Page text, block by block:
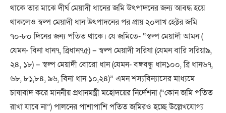
থাকে তার মাঝে দীর্ঘ মেয়াদী ধানের জমি উৎপাদনের জন্য আবদ্ধ হয়ে
থাকলেও স্বল্প মেয়াদী ধান উৎপাদনের পর প্রায় ২০লাখ হেক্টর জমি
৭০-৮০ দিনের জন্য পতিত থাকে। যে জমিতে- “স্বল্প মেয়াদী আমন (
যেমন- বিনা ধান৭, ব্রিধান৭৫) – স্বল্প মেয়াদী সরিষা (যেমন বারি সরিয়া৯,
২৪, ১৮) – স্বল্প মেয়াদী বোরো ধান (যেমন- বঙ্গবন্ধু ধান১০০, ব্রি ধান৬৭,
৬৮, ৮১,৮৪, ৯৬, বিনা ধান ১০,২৪)” এমন শস্যবিন্যাসের মাধ্যমে
চাষাবাদ করে মাননীয় প্রধানমন্ত্রী মহোদয়ের নির্দেশনা (“কোন জমি পতিত
রাখা যাবে না”) পালনের পাশাপাশি পতিত জমিরও হচ্ছে উল্লেখযোগ্য